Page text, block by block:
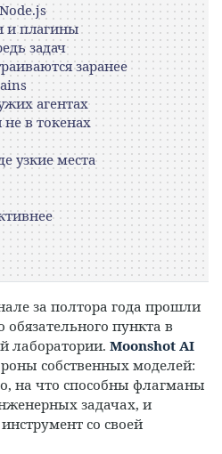
и плагины
задач
заранее
агентах
в токенах
узкие места
за полтора года прошли
обязательного пункта в
лаборатории. Moonshot AI
собственных моделей:
на что способны флагманы
задачах, и
со своей